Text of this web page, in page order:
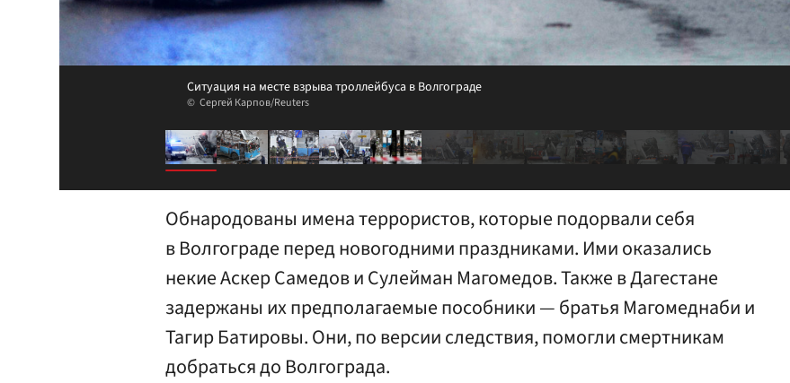
Ситуация на месте взрыва троллейбуса в Волгограде
Сергей Карпов/Reuters
Обнародованы имена террористов, которые подорвали себя
в Волгограде перед новогодними праздниками. Ими оказались
некие Аскер Самедов и Сулейман Магомедов. Также в Дагестане
задержаны их предполагаемые пособники — братья Магомеднаби и
Тагир Батировы. Они, по версии следствия, помогли смертникам
добраться до Волгограда.